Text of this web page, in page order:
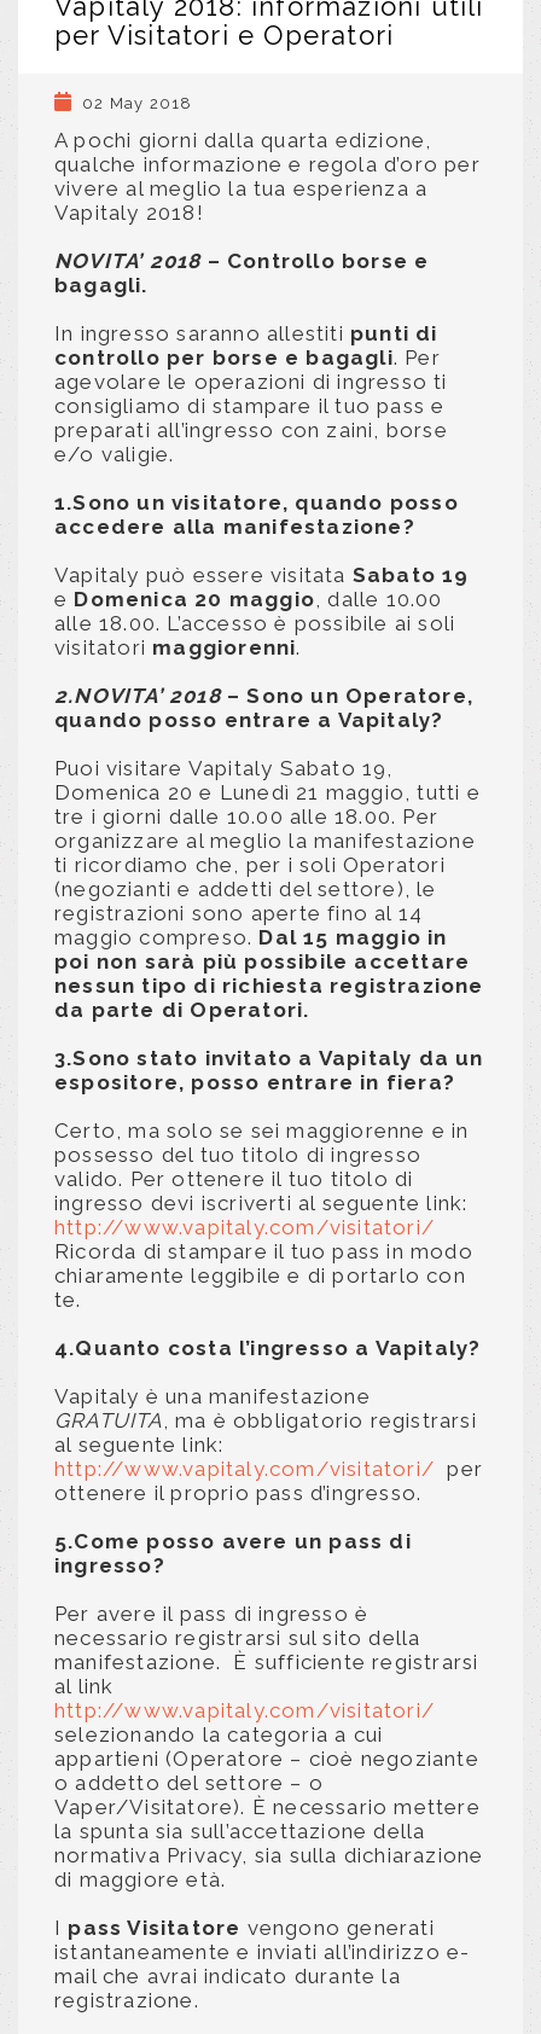
per Visitatori e Operatori
02 May 2018
A pochi giorni dalla quarta edizione,
qualche informazione e regola d’oro per
vivere al meglio la tua esperienza a
Vapitaly 2018!
NOVITA’ 2018– Controllo borse e
bagagli.
In ingresso saranno allestiti punti di
controllo per borse e bagagli. Per
agevolare le operazioni di ingresso ti
consigliamo di stampare il tuo pass e
preparati all’ingresso con zaini, borse
e/o valigie.
1.Sono un visitatore, quando posso
accedere alla manifestazione?
Vapitaly può essere visitata Sabato 19
e Domenica 20 maggio , dalle 10.00
alle 18.00. L’accesso è possibile ai soli
visitatori maggiorenni.
2.NOVITA’ 2018– Sono un Operatore,
quando posso entrare a Vapitaly?
Puoi visitare Vapitaly Sabato 19,
Domenica 20 e Lunedì 21 maggio, tutti e
tre i giorni dalle 10.00 alle 18.00. Per
organizzare al meglio la manifestazione
ti ricordiamo che, per i soli Operatori
(negozianti e addetti del settore), le
registrazioni sono aperte fino al 14
maggio compreso. Dal 15 maggio in
poi non sarà più possibile accettare
nessun tipo di richiesta registrazione
da parte di Operatori.
3.Sono stato invitato a Vapitaly da un
espositore, posso entrare in fiera?
Certo, ma solo se sei maggiorenne e in
possesso del tuo titolo di ingresso
valido. Per ottenere il tuo titolo di
ingresso devi iscriverti al seguente link:
http://www.vapitaly.com/visitatori/
Ricorda di stampare il tuo pass in modo
chiaramente leggibile e di portarlo con
te.
4.Quanto costa l’ingresso a Vapitaly?
Vapitaly è una manifestazione
GRATUITA , ma è obbligatorio registrarsi
al seguente link:
http://www.vapitaly.com/visitatori/ per
ottenere il proprio pass d’ingresso.
5.Come posso avere un pass di
ingresso?
Per avere il pass di ingresso è
necessario registrarsi sul sito della
manifestazione. È sufficiente registrarsi
al link
http://www.vapitaly.com/visitatori/
selezionando la categoria a cui
appartieni (Operatore – cioè negoziante
o addetto del settore – o
Vaper/Visitatore). È necessario mettere
la spunta sia sull’accettazione della
normativa Privacy, sia sulla dichiarazione
di maggiore età.
I pass Visitatore vengono generati
istantaneamente e inviati all’indirizzo e-
mail che avrai indicato durante la
registrazione.